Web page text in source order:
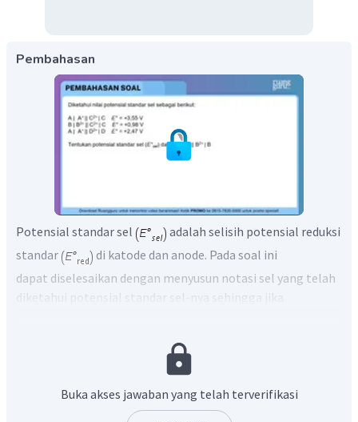
Pembahasan
Potensial standar sel
adalah selisih potensial reduksi
standar
di katode dan anode. Pada soal ini
dapat diselesaikan dengan menyusun notasi sel yang telah
diketahui potensial standar sel-nya sehingga jika
Pada notasi sel logam yang berada disebelah kiri adalah
anoda sedangkan yang disebelah kanan adalah katoda. Jika
suatu notasi sel dibalik, maka harga potensial standar sel
Buka akses jawaban yang telah terverifikasi